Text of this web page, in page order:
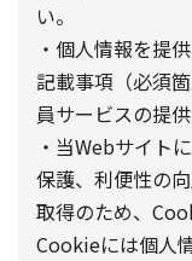
い。
・個人情報を提
記載事項（必須
員サービスの提
・当Webサイト
保護、利便性の
取得のため、
Cookieには個人